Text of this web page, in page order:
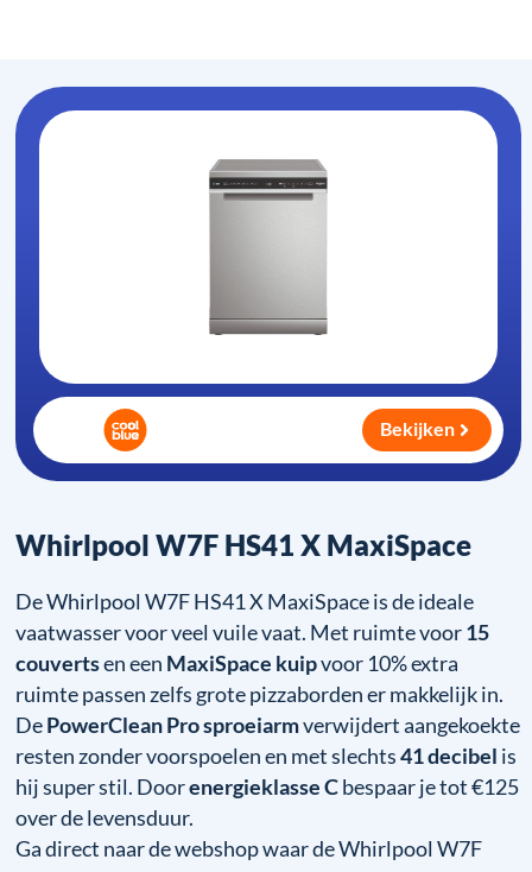
Whirlpool W7F HS41 X MaxiSpace
De Whirlpool W7F HS41 X MaxiSpace is de ideale
vaatwasser voor veel vuile vaat. Met ruimte voor15
couvertsen een MaxiSpace kuipvoor 10% extra
ruimte passen zelfs grote pizzaborden er makkelijk in.
DePowerClean Pro sproeiarmverwijdert aangekoekte
resten zonder voorspoelen en met slechts41 decibel is
hij super stil. Doorenergieklasse Cbespaar je tot €125
over de levensduur.
Ga direct naar de webshop waar de Whirlpool W7F
Bekijken